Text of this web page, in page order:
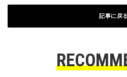
記事に戻る